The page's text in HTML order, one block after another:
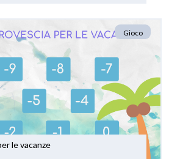
Gioco
le vacanze